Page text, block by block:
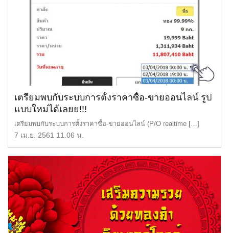
เตรียมพบกับระบบการตั้งราคาซื้อ-ขายออนไลน์ รูป
แบบใหม่ได้เลยย!!!
เตรียมพบกับระบบการตั้งราคาซื้อ-ขายออนไลน์ (P/O realtime […]
7 เม.ย. 2561 11.06 น.